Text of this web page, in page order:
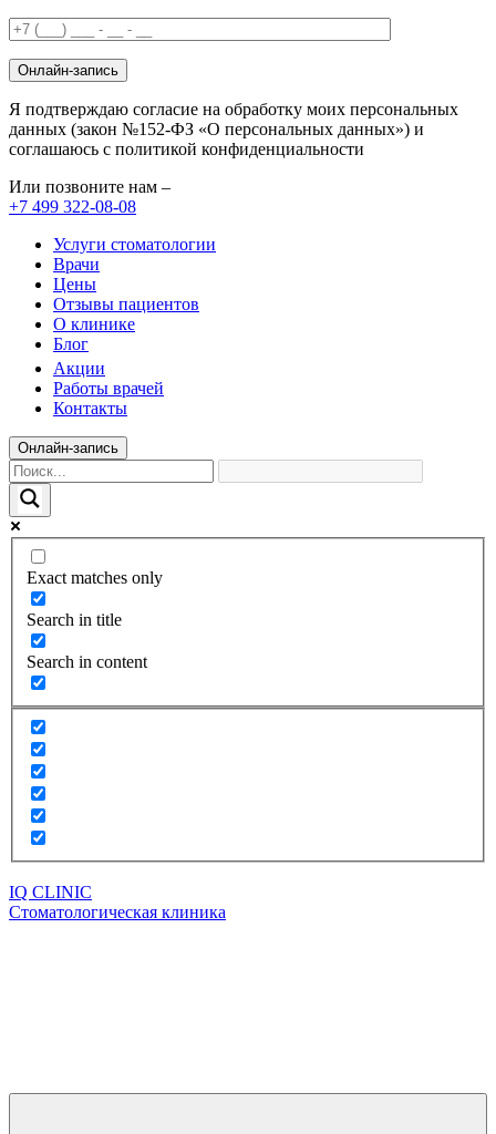
Онлайн-запись
Я подтверждаю согласие на обработку моих персональных
данных (закон №152-ФЗ «О персональных данных») и
соглашаюсь с политикой конфиденциальности
Или позвоните нам –
+7 499 322-08-08
Услуги стоматологии
Врачи
Цены
Отзывы пациентов
О клинике
Блог
Акции
Работы врачей
Контакты
Онлайн-запись
Exact matches only
Search in title
Search in content
IQ CLINIC
Стоматологическая клиника